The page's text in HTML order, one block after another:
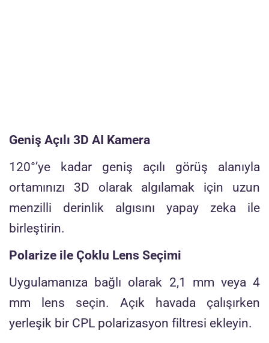
Geniş Açılı 3D AI Kamera
120°’ye kadar geniş açılı görüş alanıyla
ortamınızı 3D olarak algılamak için uzun
menzilli derinlik algısını yapay zeka ile
birleştirin.
Polarize ile Çoklu Lens Seçimi
Uygulamanıza bağlı olarak 2,1 mm veya 4
mm lens seçin. Açık havada çalışırken
yerleşik bir CPL polarizasyon filtresi ekleyin.